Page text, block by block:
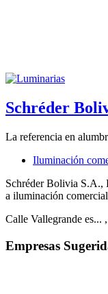
Schréder
La referencia en
Iluminación
Schréder Bolivia S.A.,
a iluminación
Calle Vallegrande es...
Empresas